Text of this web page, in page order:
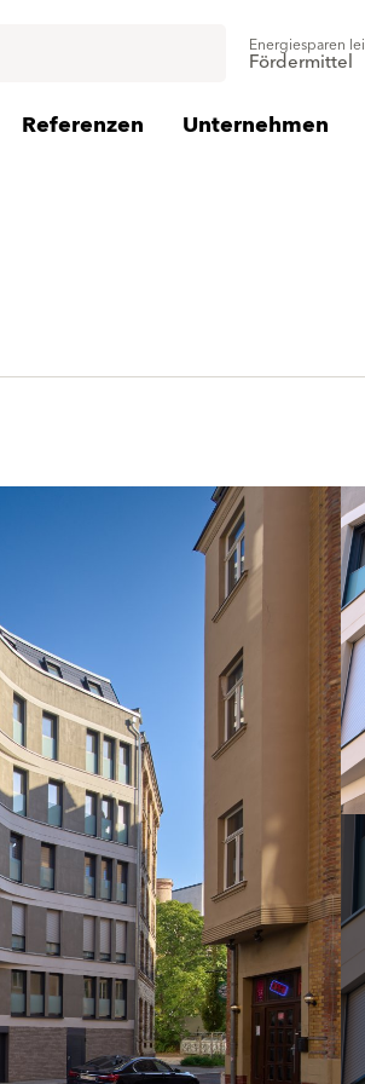
Energiesparen
Fördermittel
Referenzen Unternehmen